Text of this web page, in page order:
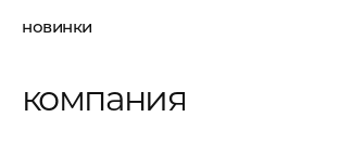
новинки
компания